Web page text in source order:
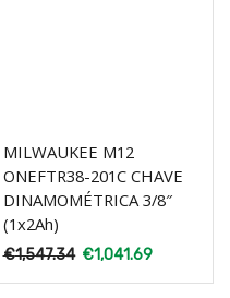
MILWAUKEE M12
ONEFTR38-201C CHAVE
DINAMOMÉTRICA 3/8″
(1x2Ah)
€1,547.34 €1,041.69